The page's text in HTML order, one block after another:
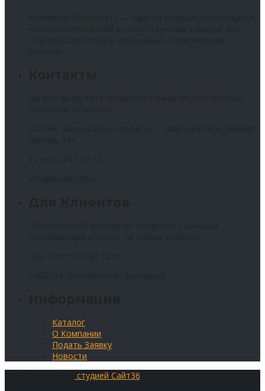
Каталог
О Компании
Подать Заявку
Новости
студией Сайт36